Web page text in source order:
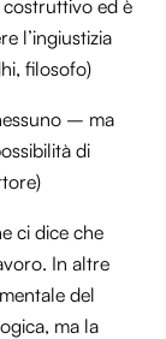
ed è
l’ingiustizia
filosofo)
– ma
di
ci dice che
In altre
del
ma la